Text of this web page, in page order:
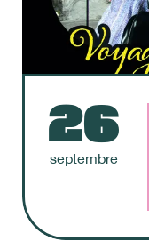
26
septembre